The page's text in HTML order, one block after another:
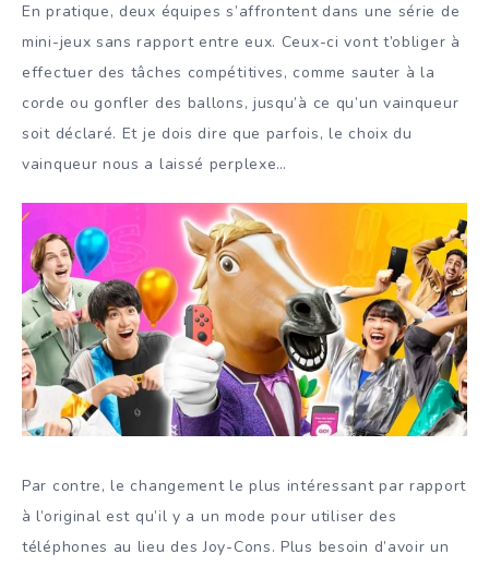
En pratique, deux équipes s’affrontent dans une série de
mini-jeux sans rapport entre eux. Ceux-ci vont t’obliger à
effectuer des tâches compétitives, comme sauter à la
corde ou gonfler des ballons, jusqu’à ce qu’un vainqueur
soit déclaré. Et je dois dire que parfois, le choix du
vainqueur nous a laissé perplexe…
Par contre, le changement le plus intéressant par rapport
à l’original est qu’il y a un mode pour utiliser des
téléphones au lieu des Joy-Cons. Plus besoin d’avoir un